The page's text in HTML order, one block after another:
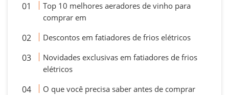
Top 10 melhores aeradores de vinho para
comprar em
Descontos em fatiadores de frios elétricos
Novidades exclusivas em fatiadores de frios
elétricos
O que você precisa saber antes de comprar